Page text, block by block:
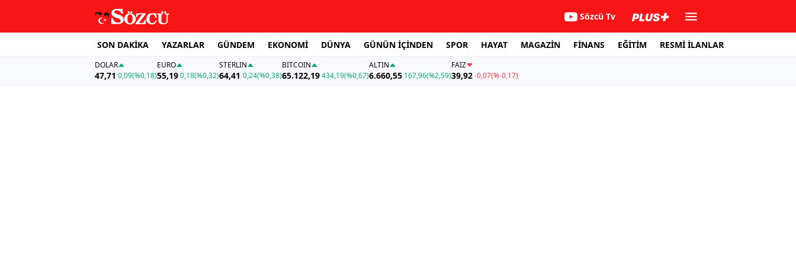
Sözcü Tv
SON DAKİKA YAZARLAR GÜNDEM EKONOMİ DÜNYA GÜNÜN İÇİNDEN SPOR HAYAT MAGAZİN FİNANS EĞİTİM RESMİ İLANLAR
DOLAR
47,71 0,09(%0,18)
EURO
55,19 0,18(%0,32)
STERLIN
64,41 0,24(%0,38)
BITCOIN
65.122,19434,19(%0,67)
ALTIN
6.660,55 167,96(%2,59)
FAİZ
39,92-0,07(%-0,17)